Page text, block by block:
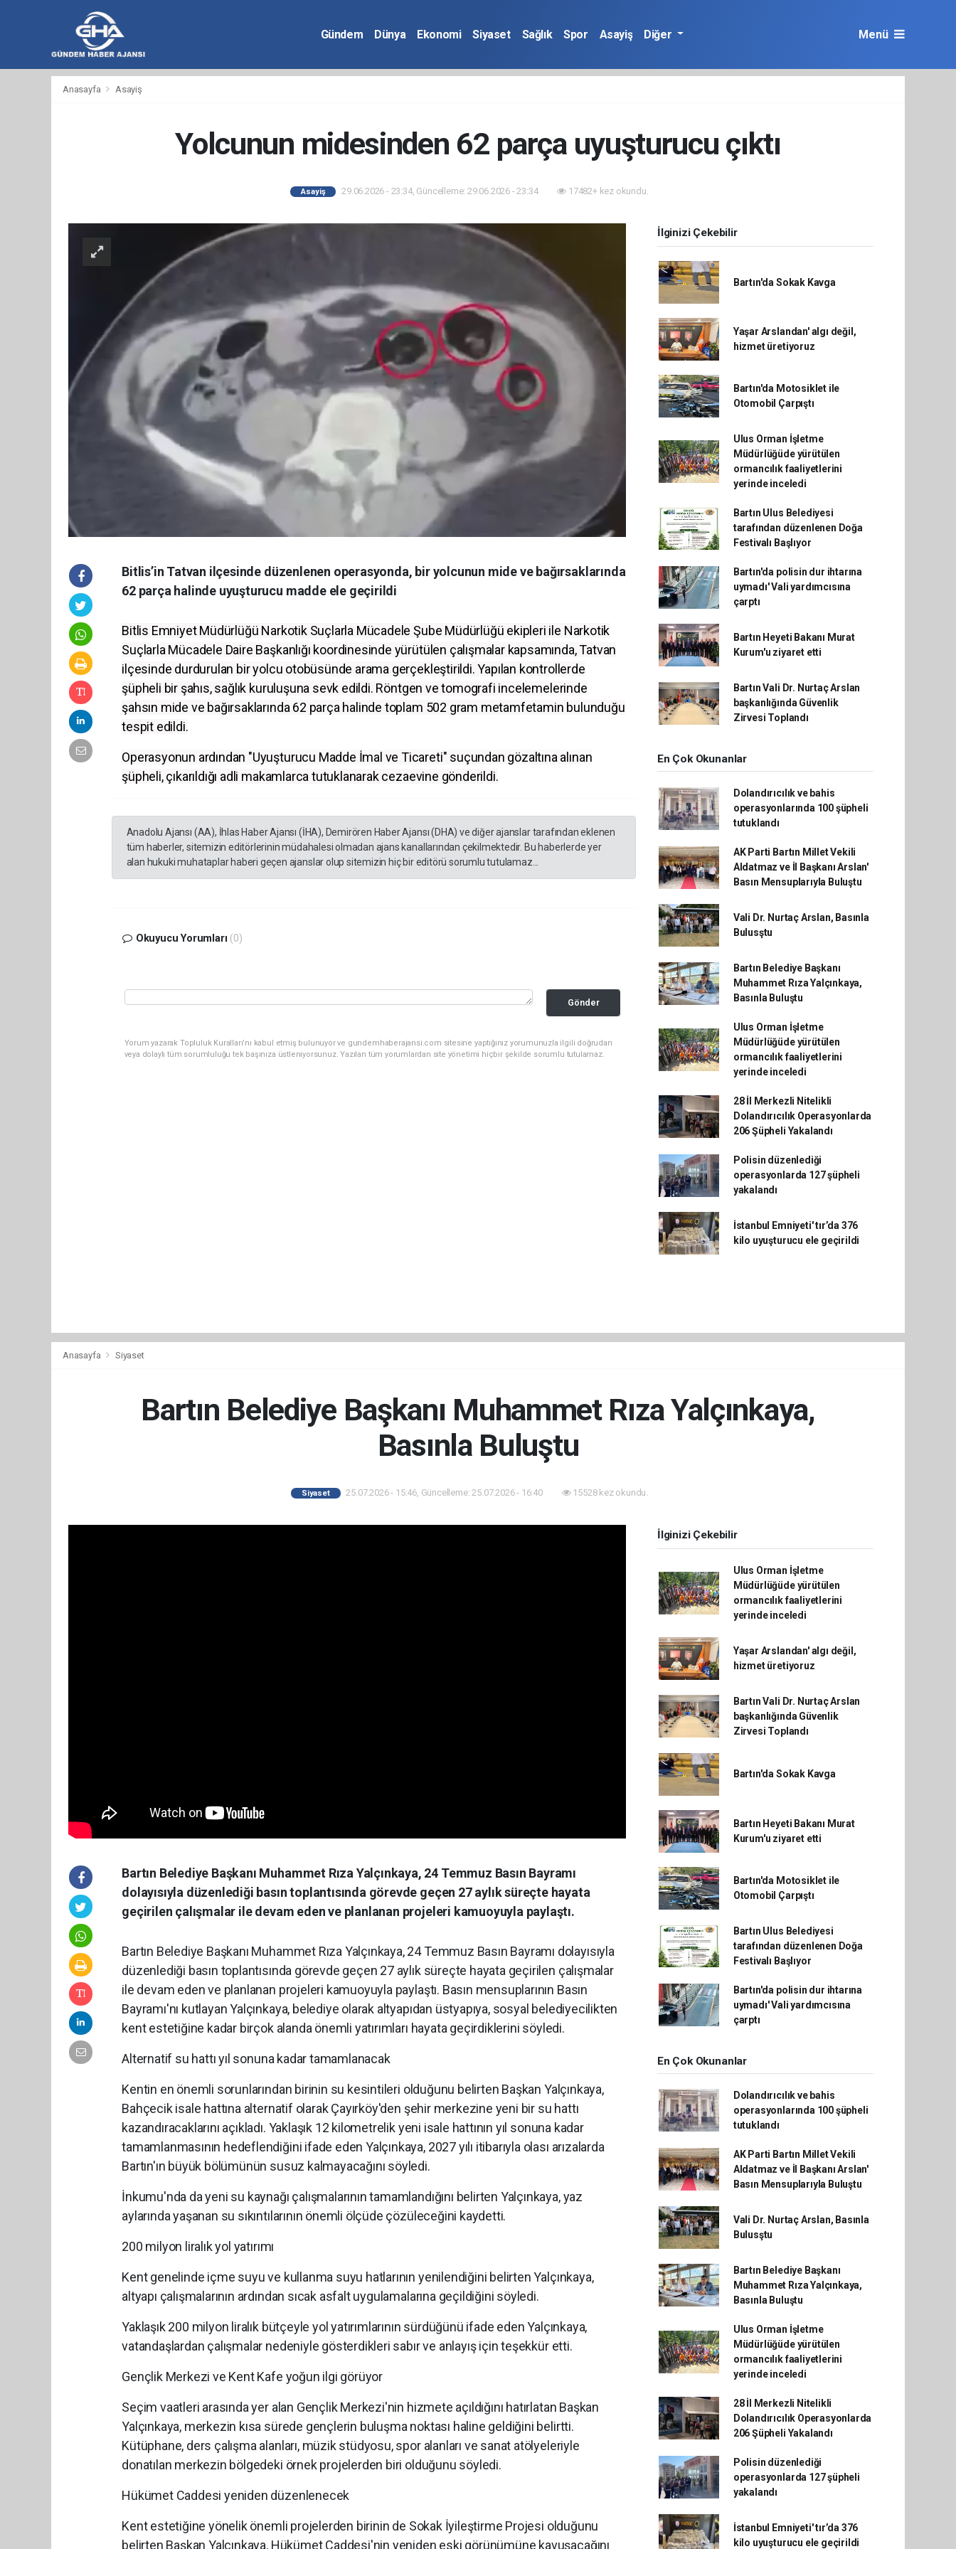
Gündem Dünya Ekonomi Siyaset Sağlık Spor Asayiş Diğer Menü
taraftarium24
taraftarium24
taraftarium24
Anasayfa Asayiş
Yolcunun midesinden 62 parça uyuşturucu çıktı
Asayiş 29.06.2026 - 23:34, Güncelleme: 29.06.2026 - 23:34 17482+ kez okundu.
Bitlis’in Tatvan ilçesinde düzenlenen operasyonda, bir yolcunun mide ve bağırsaklarında
62 parça halinde uyuşturucu madde ele geçirildi
Bitlis Emniyet Müdürlüğü Narkotik Suçlarla Mücadele Şube Müdürlüğü ekipleri ile Narkotik
Suçlarla Mücadele Daire Başkanlığı koordinesinde yürütülen çalışmalar kapsamında, Tatvan
ilçesinde durdurulan bir yolcu otobüsünde arama gerçekleştirildi. Yapılan kontrollerde
şüpheli bir şahıs, sağlık kuruluşuna sevk edildi. Röntgen ve tomografi incelemelerinde
şahsın mide ve bağırsaklarında 62 parça halinde toplam 502 gram metamfetamin bulunduğu
tespit edildi.
Operasyonun ardından "Uyuşturucu Madde İmal ve Ticareti" suçundan gözaltına alınan
şüpheli, çıkarıldığı adli makamlarca tutuklanarak cezaevine gönderildi.
Anadolu Ajansı (AA), İhlas Haber Ajansı (İHA), Demirören Haber Ajansı (DHA) ve diğer ajanslar tarafından eklenen
tüm haberler, sitemizin editörlerinin müdahalesi olmadan ajans kanallarından çekilmektedir. Bu haberlerde yer
alan hukuki muhataplar haberi geçen ajanslar olup sitemizin hiç bir editörü sorumlu tutulamaz...
Okuyucu Yorumları (0)
Gönder
Yorum yazarak Topluluk Kuralları’nı kabul etmiş bulunuyor ve gundemhaberajansi.com sitesine yaptığınız yorumunuzla ilgili doğrudan
veya dolaylı tüm sorumluluğu tek başınıza üstleniyorsunuz. Yazılan tüm yorumlardan site yönetimi hiçbir şekilde sorumlu tutulamaz.
İlginizi Çekebilir
Bartın'da Sokak Kavga
Yaşar Arslandan' algı değil,
hizmet üretiyoruz
Bartın'da Motosiklet ile
Otomobil Çarpıştı
Ulus Orman İşletme
Müdürlüğüde yürütülen
ormancılık faaliyetlerini
yerinde inceledi
Bartın Ulus Belediyesi
tarafından düzenlenen Doğa
Festivalı Başlıyor
Bartın'da polisin dur ihtarına
uymadı' Vali yardımcısına
çarptı
Bartın Heyeti Bakanı Murat
Kurum'u ziyaret etti
Bartın Vali Dr. Nurtaç Arslan
başkanlığında Güvenlik
Zirvesi Toplandı
En Çok Okunanlar
Dolandırıcılık ve bahis
operasyonlarında 100 şüpheli
tutuklandı
AK Parti Bartın Millet Vekili
Aldatmaz ve İl Başkanı Arslan'
Basın Mensuplarıyla Buluştu
Vali Dr. Nurtaç Arslan, Basınla
Bulusştu
Bartın Belediye Başkanı
Muhammet Rıza Yalçınkaya,
Basınla Buluştu
Ulus Orman İşletme
Müdürlüğüde yürütülen
ormancılık faaliyetlerini
yerinde inceledi
28 İl Merkezli Nitelikli
Dolandırıcılık Operasyonlarda
206 Şüpheli Yakalandı
Polisin düzenlediği
operasyonlarda 127 şüpheli
yakalandı
İstanbul Emniyeti' tır’da 376
kilo uyuşturucu ele geçirildi
Anasayfa Siyaset
Bartın Belediye Başkanı Muhammet Rıza Yalçınkaya,
Basınla Buluştu
Siyaset 25.07.2026 - 15:46, Güncelleme: 25.07.2026 - 16:40 15528 kez okundu.
Bartın Belediye Başkanı Muhammet Rıza Yalçınkaya, 24 Temmuz Basın Bayramı
dolayısıyla düzenlediği basın toplantısında görevde geçen 27 aylık süreçte hayata
geçirilen çalışmalar ile devam eden ve planlanan projeleri kamuoyuyla paylaştı.
Bartın Belediye Başkanı Muhammet Rıza Yalçınkaya, 24 Temmuz Basın Bayramı dolayısıyla
düzenlediği basın toplantısında görevde geçen 27 aylık süreçte hayata geçirilen çalışmalar
ile devam eden ve planlanan projeleri kamuoyuyla paylaştı. Basın mensuplarının Basın
Bayramı'nı kutlayan Yalçınkaya, belediye olarak altyapıdan üstyapıya, sosyal belediyecilikten
kent estetiğine kadar birçok alanda önemli yatırımları hayata geçirdiklerini söyledi.
Alternatif su hattı yıl sonuna kadar tamamlanacak
Kentin en önemli sorunlarından birinin su kesintileri olduğunu belirten Başkan Yalçınkaya,
Bahçecik isale hattına alternatif olarak Çayırköy'den şehir merkezine yeni bir su hattı
kazandıracaklarını açıkladı. Yaklaşık 12 kilometrelik yeni isale hattının yıl sonuna kadar
tamamlanmasının hedeflendiğini ifade eden Yalçınkaya, 2027 yılı itibarıyla olası arızalarda
Bartın'ın büyük bölümünün susuz kalmayacağını söyledi.
İnkumu'nda da yeni su kaynağı çalışmalarının tamamlandığını belirten Yalçınkaya, yaz
aylarında yaşanan su sıkıntılarının önemli ölçüde çözüleceğini kaydetti.
200 milyon liralık yol yatırımı
Kent genelinde içme suyu ve kullanma suyu hatlarının yenilendiğini belirten Yalçınkaya,
altyapı çalışmalarının ardından sıcak asfalt uygulamalarına geçildiğini söyledi.
Yaklaşık 200 milyon liralık bütçeyle yol yatırımlarının sürdüğünü ifade eden Yalçınkaya,
vatandaşlardan çalışmalar nedeniyle gösterdikleri sabır ve anlayış için teşekkür etti.
Gençlik Merkezi ve Kent Kafe yoğun ilgi görüyor
Seçim vaatleri arasında yer alan Gençlik Merkezi'nin hizmete açıldığını hatırlatan Başkan
Yalçınkaya, merkezin kısa sürede gençlerin buluşma noktası haline geldiğini belirtti.
Kütüphane, ders çalışma alanları, müzik stüdyosu, spor alanları ve sanat atölyeleriyle
donatılan merkezin bölgedeki örnek projelerden biri olduğunu söyledi.
Hükümet Caddesi yeniden düzenlenecek
Kent estetiğine yönelik önemli projelerden birinin de Sokak İyileştirme Projesi olduğunu
belirten Başkan Yalçınkaya, Hükümet Caddesi'nin yeniden eski görünümüne kavuşacağını
İlginizi Çekebilir
Ulus Orman İşletme
Müdürlüğüde yürütülen
ormancılık faaliyetlerini
yerinde inceledi
Yaşar Arslandan' algı değil,
hizmet üretiyoruz
Bartın Vali Dr. Nurtaç Arslan
başkanlığında Güvenlik
Zirvesi Toplandı
Bartın'da Sokak Kavga
Bartın Heyeti Bakanı Murat
Kurum'u ziyaret etti
Bartın'da Motosiklet ile
Otomobil Çarpıştı
Bartın Ulus Belediyesi
tarafından düzenlenen Doğa
Festivalı Başlıyor
Bartın'da polisin dur ihtarına
uymadı' Vali yardımcısına
çarptı
En Çok Okunanlar
Dolandırıcılık ve bahis
operasyonlarında 100 şüpheli
tutuklandı
AK Parti Bartın Millet Vekili
Aldatmaz ve İl Başkanı Arslan'
Basın Mensuplarıyla Buluştu
Vali Dr. Nurtaç Arslan, Basınla
Bulusştu
Bartın Belediye Başkanı
Muhammet Rıza Yalçınkaya,
Basınla Buluştu
Ulus Orman İşletme
Müdürlüğüde yürütülen
ormancılık faaliyetlerini
yerinde inceledi
28 İl Merkezli Nitelikli
Dolandırıcılık Operasyonlarda
206 Şüpheli Yakalandı
Polisin düzenlediği
operasyonlarda 127 şüpheli
yakalandı
İstanbul Emniyeti' tır’da 376
kilo uyuşturucu ele geçirildi